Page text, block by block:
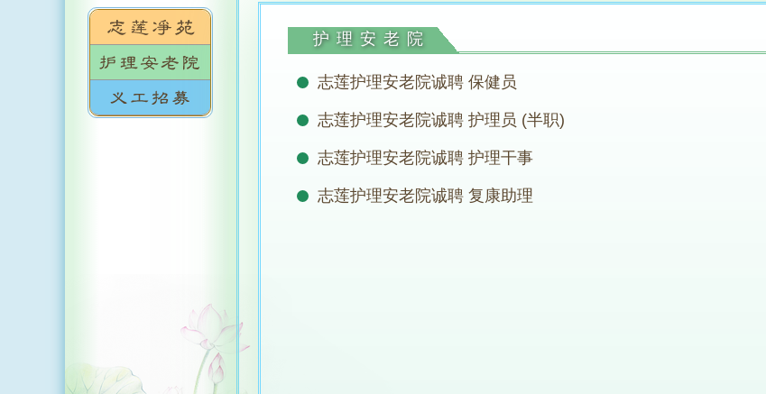
护理安老院
志莲护理安老院诚聘 保健员
志莲护理安老院诚聘 护理员 (半职)
志莲护理安老院诚聘 护理干事
志莲护理安老院诚聘 复康助理